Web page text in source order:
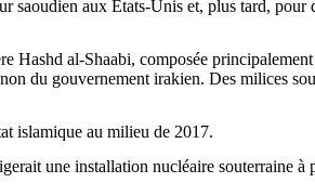
saoudien aux États-Unis et, plus tard, pour
Hashd al-Shaabi, composée
du gouvernement irakien. Des milices
islamique au milieu de 2017.
une installation nucléaire souterraine à